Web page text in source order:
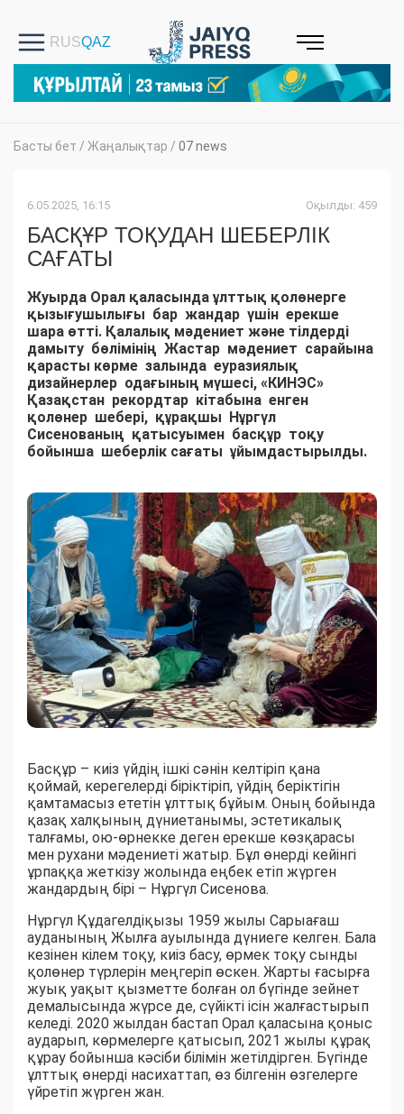
Басты бет / Жаңалықтар / 07 news
6.05.2025, 16:15 Оқылды: 459
БАСҚҰР ТОҚУДАН ШЕБЕРЛІК
САҒАТЫ
Жуырда Орал қаласында ұлттық қолөнерге
қызығушылығы бар жандар үшін ерекше
шара өтті. Қалалық мәдениет және тілдерді
дамыту бөлімінің Жастар мәдениет сарайына
қарасты көрме залында еуразиялық
дизайнерлер одағының мүшесі, «КИНЭС»
Қазақстан рекордтар кітабына енген
қолөнер шебері, құрақшы Нұргүл
Сисенованың қатысуымен басқұр тоқу
бойынша шеберлік сағаты ұйымдастырылды.
Басқұр – киіз үйдің ішкі сәнін келтіріп қана
қоймай, керегелерді біріктіріп, үйдің беріктігін
қамтамасыз ететін ұлттық бұйым. Оның бойында
қазақ халқының дүниетанымы, эстетикалық
талғамы, ою-өрнекке деген ерекше көзқарасы
мен рухани мәдениеті жатыр. Бұл өнерді кейінгі
ұрпаққа жеткізу жолында еңбек етіп жүрген
жандардың бірі – Нұргүл Сисенова.
Нұргүл Құдагелдіқызы 1959 жылы Сарыағаш
ауданының Жылға ауылында дүниеге келген. Бала
кезінен кілем тоқу, киіз басу, өрмек тоқу сынды
қолөнер түрлерін меңгеріп өскен. Жарты ғасырға
жуық уақыт қызметте болған ол бүгінде зейнет
демалысында жүрсе де, сүйікті ісін жалғастырып
келеді. 2020 жылдан бастап Орал қаласына қоныс
аударып, көрмелерге қатысып, 2021 жылы құрақ
құрау бойынша кәсіби білімін жетілдірген. Бүгінде
ұлттық өнерді насихаттап, өз білгенін өзгелерге
үйретіп жүрген жан.